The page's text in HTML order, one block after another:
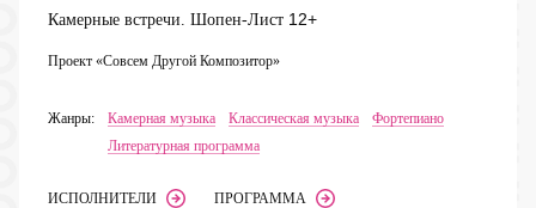
Камерные встречи. Шопен-Лист 12+
Проект «Совсем Другой Композитор»
Жанры: Камерная музыка Классическая музыка
Фортепиано
Литературная программа
ИСПОЛНИТЕЛИ ПРОГРАММА